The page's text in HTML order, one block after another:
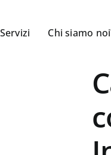
Servizi Chi siamo